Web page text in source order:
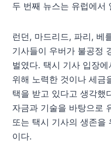
두 번째 뉴스는 유럽에서
런던, 마드리드, 파리, 베
기사들이 우버가 불공정
벌였다. 택시 기사 입장
위해 노력한 것이나 세금
택을 받고 있다고 생각했
자금과 기술을 바탕으로
또는 택시 기사의 생존을
이다.